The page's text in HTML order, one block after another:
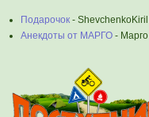
Подарочок - ShevchenkoKiril
Анекдоты от МАРГО - Марго